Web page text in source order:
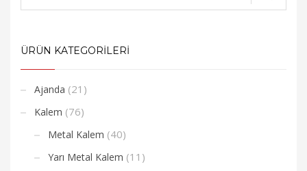
ÜRÜN KATEGORİLERİ
Ajanda (21)
Kalem (76)
Metal Kalem (40)
Yarı Metal Kalem (11)